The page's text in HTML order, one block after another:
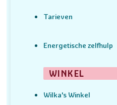
Tarieven
Energetische zelfhulp
WINKEL
Wilka's Winkel